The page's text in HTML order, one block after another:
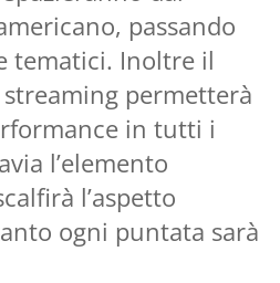
passando
tematici. Inoltre il
permetterà
in tutti i
l’elemento
l’aspetto
ogni puntata sarà